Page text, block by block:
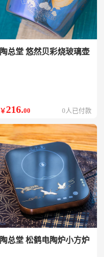
陶总堂 悠然贝彩烧玻璃壶
￥216.00 0人已付款
陶总堂 松鹤电陶炉小方炉